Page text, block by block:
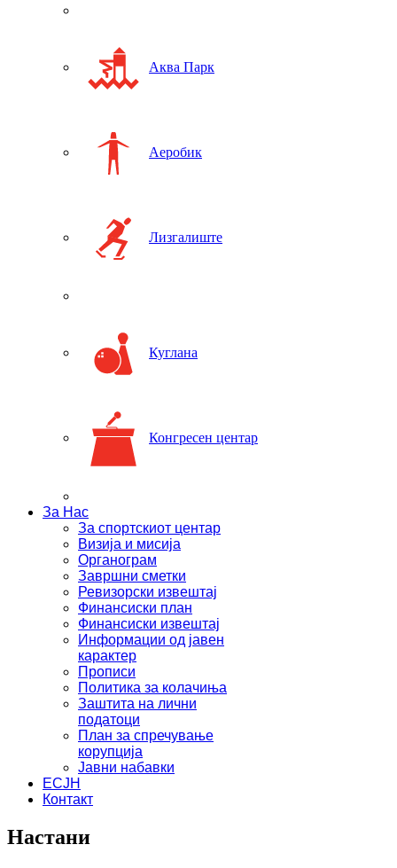
Аква Парк
Аеробик
Лизгалиште
Куглана
Конгресен центар
За Нас
За спортскиот центар
Визија и мисија
Органограм
Завршни сметки
Ревизорски извештај
Финансиски план
Финансиски извештај
Информации од јавен
карактер
Прописи
Политика за колачиња
Заштита на лични
податоци
План за спречување
корупција
Јавни набавки
ЕСЈН
Контакт
Настани